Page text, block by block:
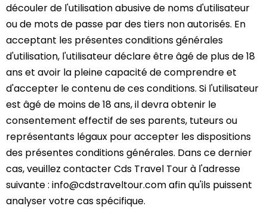
découler de l'utilisation abusive de noms d'utilisateur
ou de mots de passe par des tiers non autorisés. En
acceptant les présentes conditions générales
d'utilisation, l'utilisateur déclare être âgé de plus de 18
ans et avoir la pleine capacité de comprendre et
d'accepter le contenu de ces conditions. Si l'utilisateur
est âgé de moins de 18 ans, il devra obtenir le
consentement effectif de ses parents, tuteurs ou
représentants légaux pour accepter les dispositions
des présentes conditions générales. Dans ce dernier
cas, veuillez contacter Cds Travel Tour à l'adresse
suivante : info@cdstraveltour.com afin qu'ils puissent
analyser votre cas spécifique.